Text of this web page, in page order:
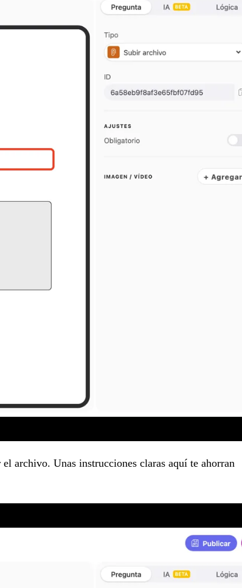
archivo. Unas instrucciones claras aquí te ahorran